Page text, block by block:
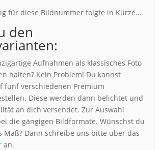
für diese Bildnummer folgte in Kürze...
den
Aufnahmen als klassisches Foto
halten? Kein Problem! Du kannst
fünf verschiedenen Premium
Diese werden dann belichtet und
an dich versendet. Zur Auswahl
die gängigen Bildformate. Wünschst du
Dann schreibe uns bitte über das
an.